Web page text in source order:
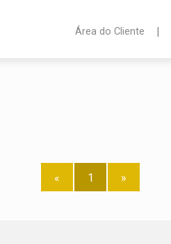
Área do Cliente |
« 1 »